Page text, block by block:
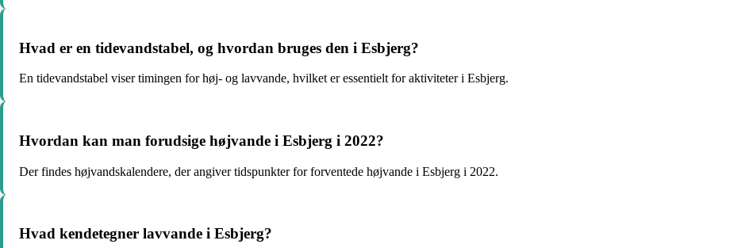
Hvad er en tidevandstabel, og hvordan bruges den i Esbjerg?
En tidevandstabel viser timingen for høj- og lavvande, hvilket er essentielt for aktiviteter i Esbjerg.
Hvordan kan man forudsige højvande i Esbjerg i 2022?
Der findes højvandskalendere, der angiver tidspunkter for forventede højvande i Esbjerg i 2022.
Hvad kendetegner lavvande i Esbjerg?